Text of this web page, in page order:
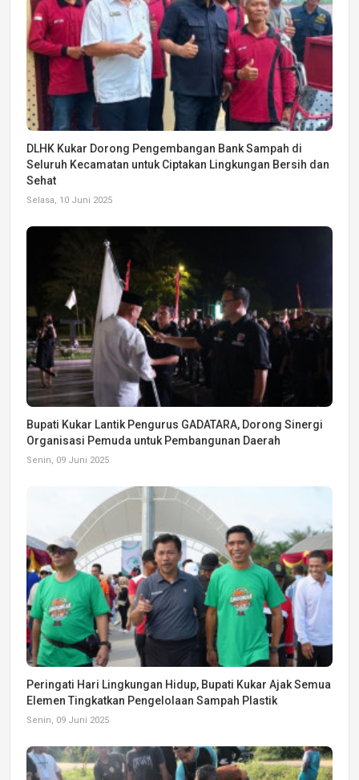
DLHK Kukar Dorong Pengembangan Bank Sampah di
Seluruh Kecamatan untuk Ciptakan Lingkungan Bersih dan
Sehat
Selasa, 10 Juni 2025
Bupati Kukar Lantik Pengurus GADATARA, Dorong Sinergi
Organisasi Pemuda untuk Pembangunan Daerah
Senin, 09 Juni 2025
Peringati Hari Lingkungan Hidup, Bupati Kukar Ajak Semua
Elemen Tingkatkan Pengelolaan Sampah Plastik
Senin, 09 Juni 2025